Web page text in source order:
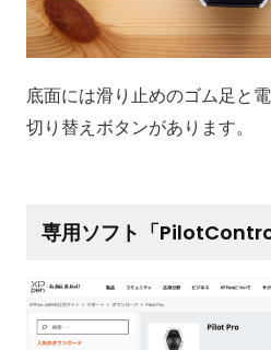
底面には滑り止めのゴム足と
切り替えボタンがあります。
専用ソフト「